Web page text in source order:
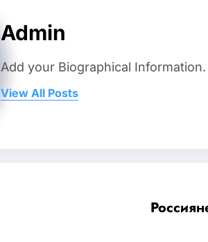
Admin
Add your Biographical Information.
View All Posts